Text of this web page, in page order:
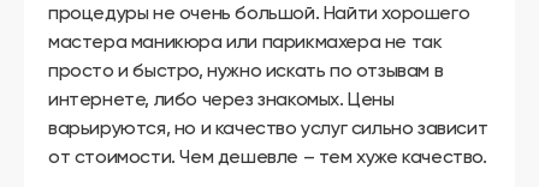
процедуры не очень большой. Найти хорошего
мастера маникюра или парикмахера не так
просто и быстро, нужно искать по отзывам в
интернете, либо через знакомых. Цены
варьируются, но и качество услуг сильно зависит
от стоимости. Чем дешевле – тем хуже качество.